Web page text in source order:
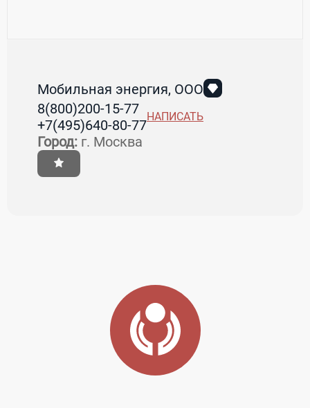
Мобильная энергия, ООО
8(800)200-15-77
+7(495)640-80-77НАПИСАТЬ
Город: г. Москва